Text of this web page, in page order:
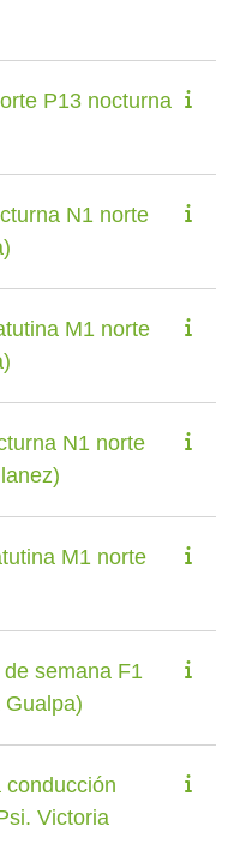
P13 nocturna
N1 norte
M1 norte
N1 norte
M1 norte
semana F1
conducción
Victoria